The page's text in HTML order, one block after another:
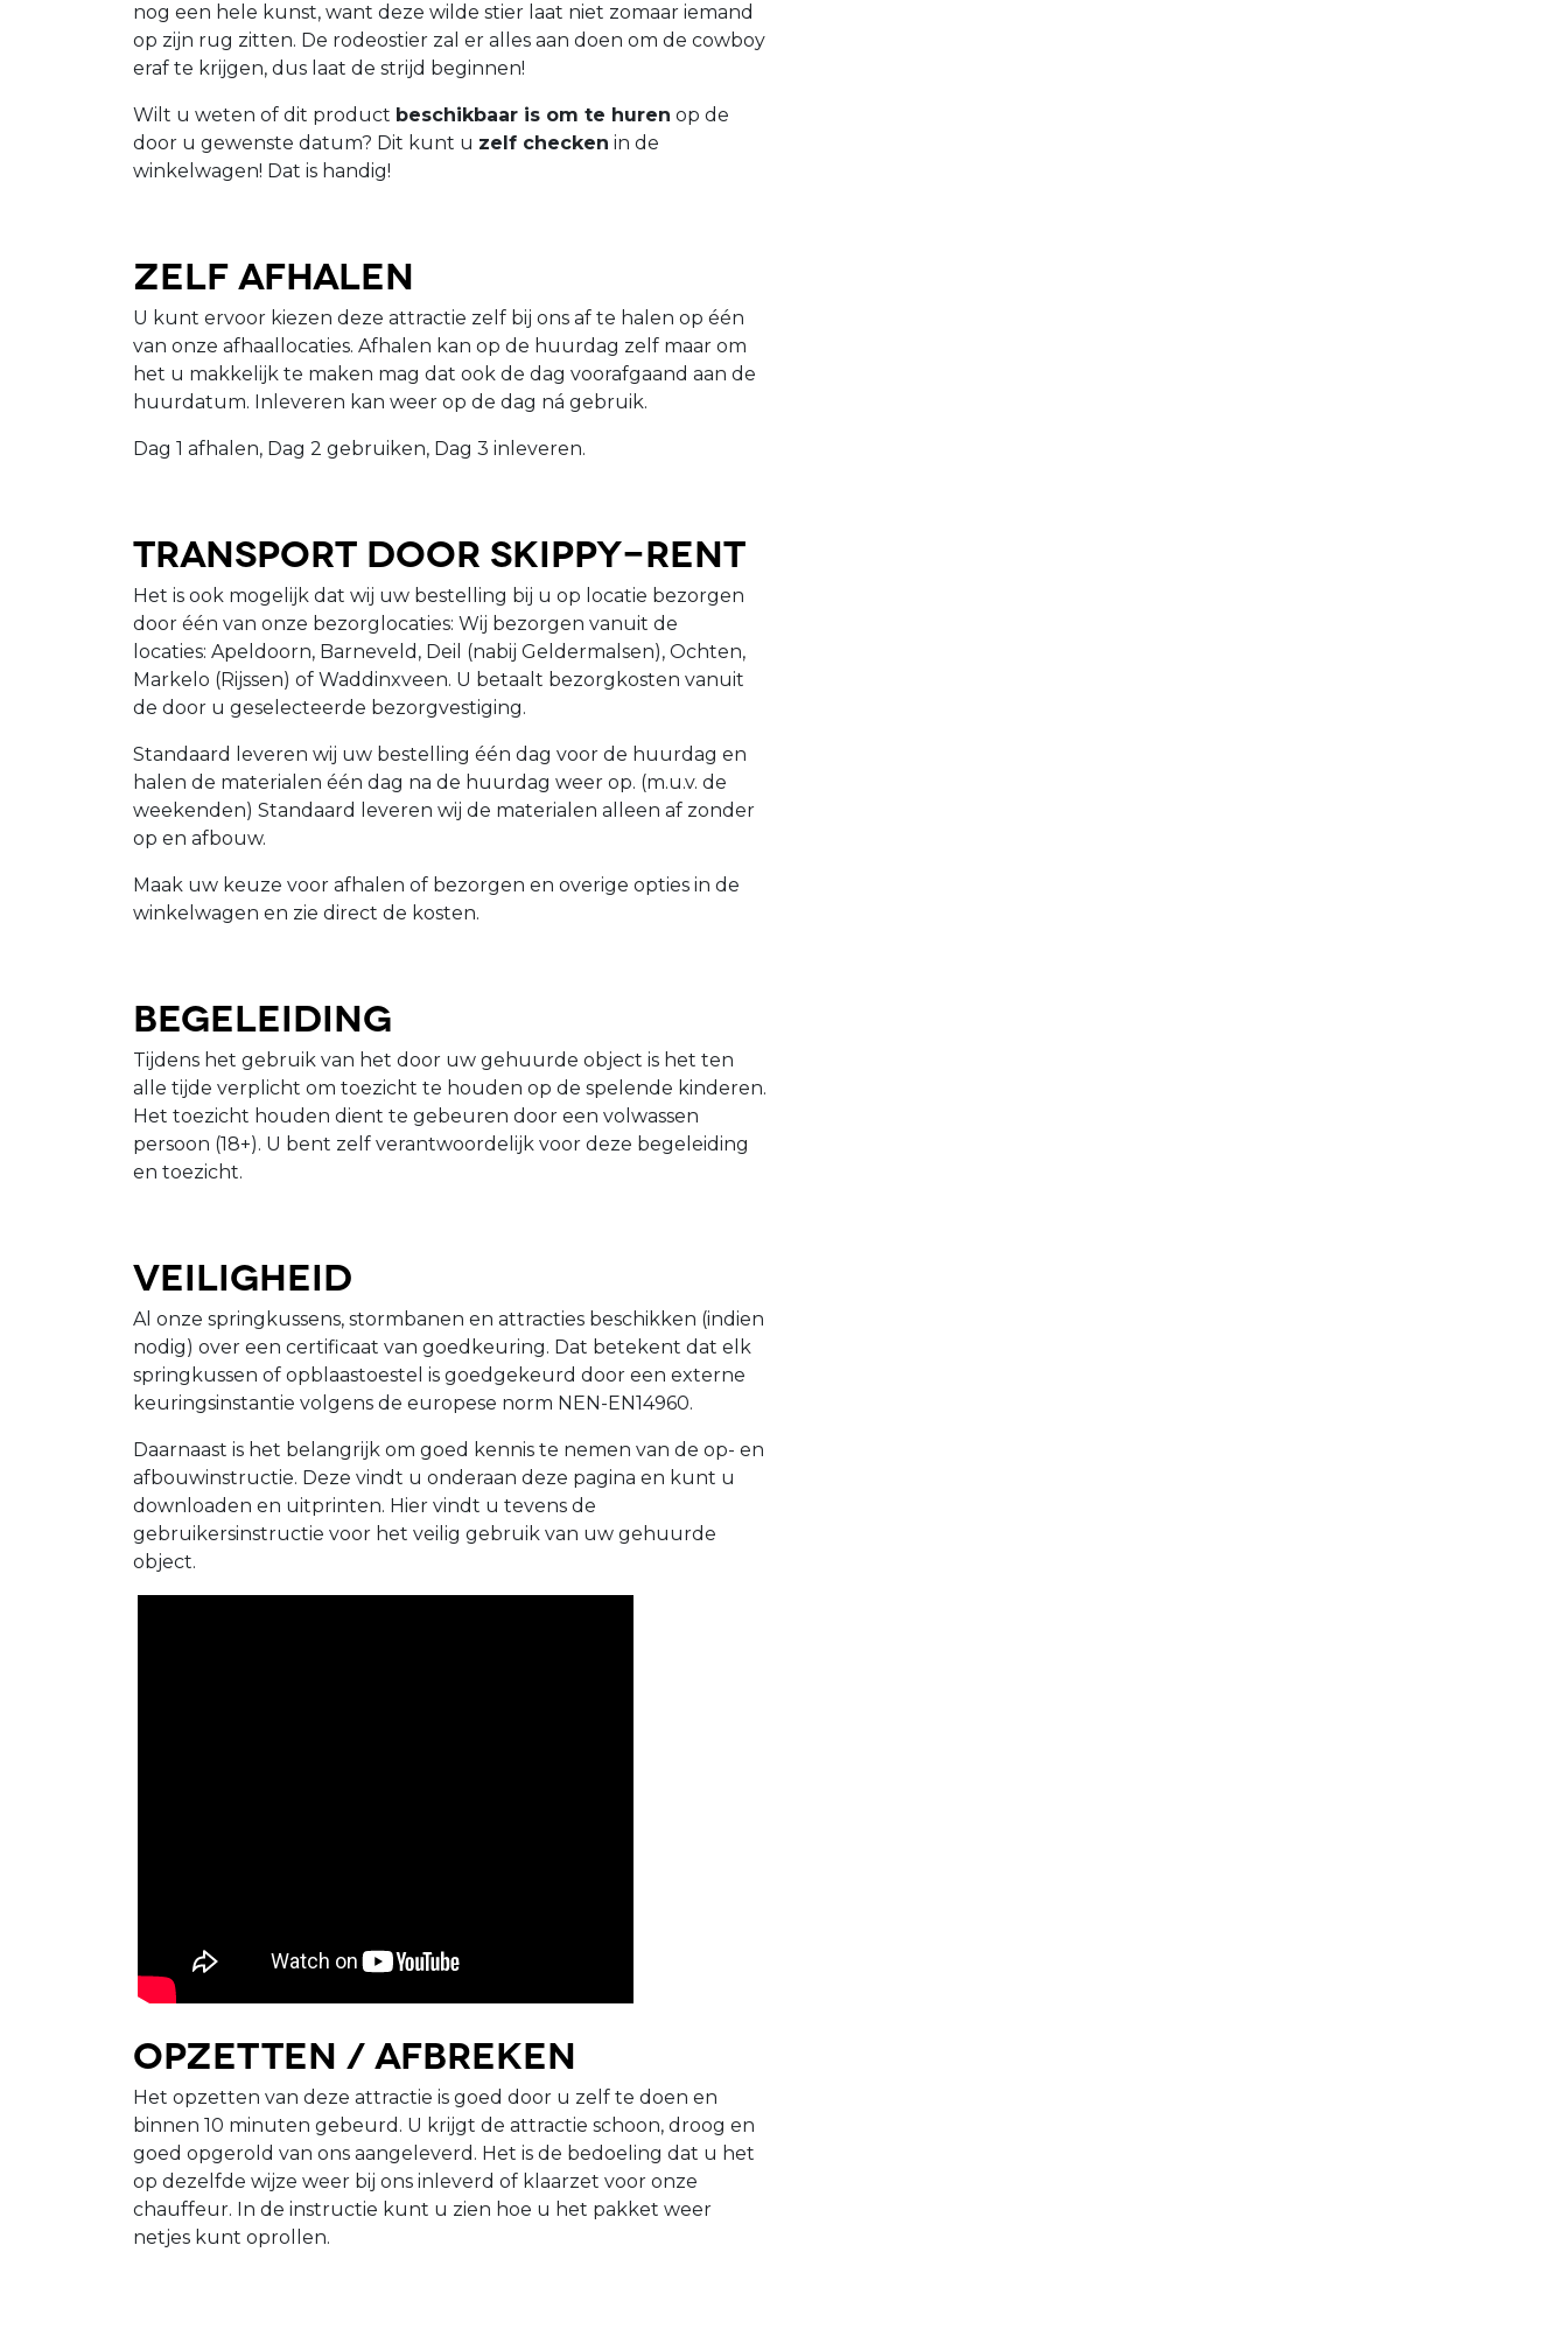
nog een hele kunst, want deze wilde stier laat niet zomaar iemand
op zijn rug zitten. De rodeostier zal er alles aan doen om de cowboy
eraf te krijgen, dus laat de strijd beginnen!
Wilt u weten of dit product beschikbaar is om te huren op de
door u gewenste datum? Dit kunt u zelf checken in de
winkelwagen! Dat is handig!
Zelf afhalen
U kunt ervoor kiezen deze attractie zelf bij ons af te halen op één
van onze afhaallocaties. Afhalen kan op de huurdag zelf maar om
het u makkelijk te maken mag dat ook de dag voorafgaand aan de
huurdatum. Inleveren kan weer op de dag ná gebruik.
Dag 1 afhalen, Dag 2 gebruiken, Dag 3 inleveren.
Transport door Skippy-Rent
Het is ook mogelijk dat wij uw bestelling bij u op locatie bezorgen
door één van onze bezorglocaties: Wij bezorgen vanuit de
locaties: Apeldoorn, Barneveld, Deil (nabij Geldermalsen), Ochten,
Markelo (Rijssen) of Waddinxveen. U betaalt bezorgkosten vanuit
de door u geselecteerde bezorgvestiging.
Standaard leveren wij uw bestelling één dag voor de huurdag en
halen de materialen één dag na de huurdag weer op. (m.u.v. de
weekenden) Standaard leveren wij de materialen alleen af zonder
op en afbouw.
Maak uw keuze voor afhalen of bezorgen en overige opties in de
winkelwagen en zie direct de kosten.
Begeleiding
Tijdens het gebruik van het door uw gehuurde object is het ten
alle tijde verplicht om toezicht te houden op de spelende kinderen.
Het toezicht houden dient te gebeuren door een volwassen
persoon (18+). U bent zelf verantwoordelijk voor deze begeleiding
en toezicht.
Veiligheid
Al onze springkussens, stormbanen en attracties beschikken (indien
nodig) over een certificaat van goedkeuring. Dat betekent dat elk
springkussen of opblaastoestel is goedgekeurd door een externe
keuringsinstantie volgens de europese norm NEN-EN14960.
Daarnaast is het belangrijk om goed kennis te nemen van de op- en
afbouwinstructie. Deze vindt u onderaan deze pagina en kunt u
downloaden en uitprinten. Hier vindt u tevens de
gebruikersinstructie voor het veilig gebruik van uw gehuurde
object.
Opzetten / afbreken
Het opzetten van deze attractie is goed door u zelf te doen en
binnen 10 minuten gebeurd. U krijgt de attractie schoon, droog en
goed opgerold van ons aangeleverd. Het is de bedoeling dat u het
op dezelfde wijze weer bij ons inleverd of klaarzet voor onze
chauffeur. In de instructie kunt u zien hoe u het pakket weer
netjes kunt oprollen.